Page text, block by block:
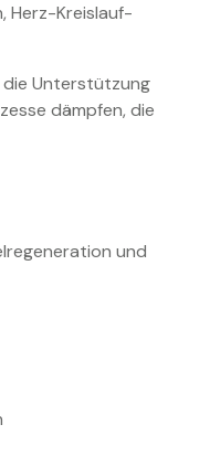
Herz-Kreislauf-
Unterstützung
dämpfen, die
und